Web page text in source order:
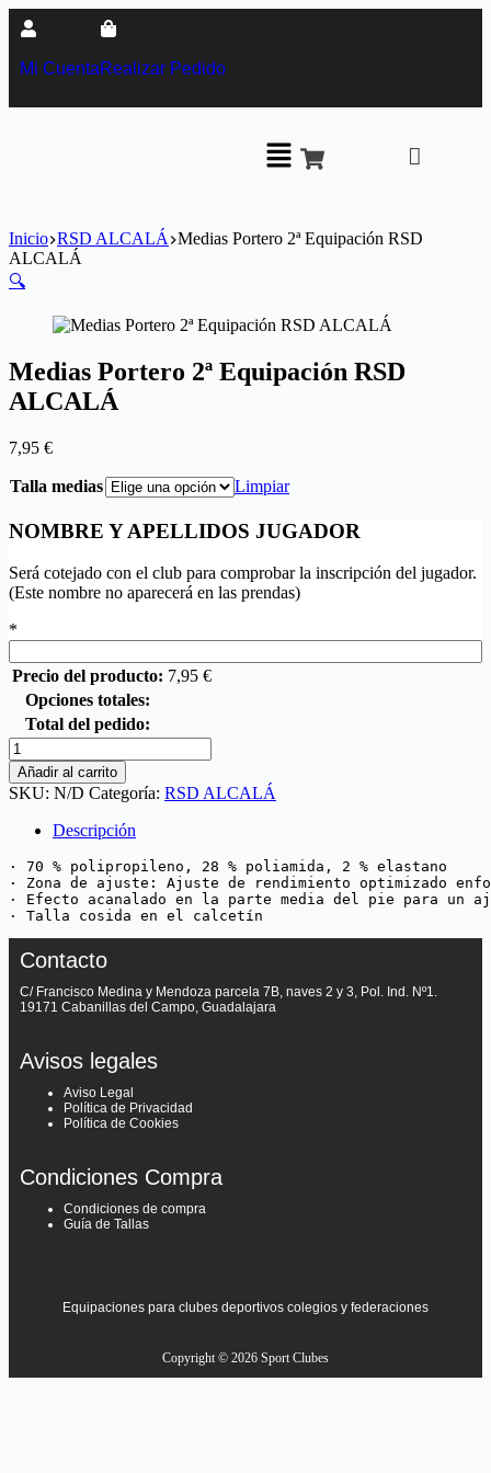
Mi CuentaRealizar Pedido
Inicio RSD ALCALÁ Medias Portero 2ª Equipación RSD
ALCALÁ
🔍
Medias Portero 2ª Equipación RSD
ALCALÁ
7,95 €
Talla medias Limpiar
NOMBRE Y APELLIDOS JUGADOR
Será cotejado con el club para comprobar la inscripción del jugador.
(Este nombre no aparecerá en las prendas)
*
Precio del producto: 7,95 €
Opciones totales:
Total del pedido:
Añadir al carrito
SKU: N/D Categoría: RSD ALCALÁ
Descripción
· 70 % polipropileno, 28 % poliamida, 2 % elastano
· Zona de ajuste: Ajuste de rendimiento optimizado
· Efecto acanalado en la parte media del pie para un
· Talla cosida en el calcetín
Contacto
C/ Francisco Medina y Mendoza parcela 7B, naves 2 y 3, Pol. Ind. Nº1.
19171 Cabanillas del Campo, Guadalajara
Avisos legales
Aviso Legal
Política de Privacidad
Política de Cookies
Condiciones Compra
Condiciones de compra
Guía de Tallas
Equipaciones para clubes deportivos colegios y federaciones
Copyright © 2026 Sport Clubes